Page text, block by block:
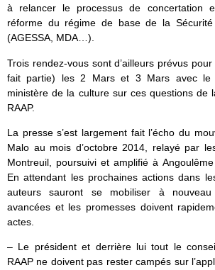
à relancer le processus de concertation
réforme du régime de base de la
(AGESSA, MDA…).
Trois rendez-vous sont d’ailleurs prévus
fait partie) les 2 Mars et 3 Mars avec le
ministère de la culture sur ces questions de
RAAP.
La presse s’est largement fait l’écho du
Malo au mois d’octobre 2014, relayé par
Montreuil, poursuivi et amplifié à
En attendant les prochaines actions dans
auteurs sauront se mobiliser à
avancées et les promesses doivent
actes.
– Le président et derrière lui tout le
RAAP ne doivent pas rester campés sur